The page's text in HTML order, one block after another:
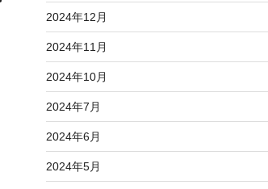
2024年12月
2024年11月
2024年10月
2024年7月
2024年6月
2024年5月